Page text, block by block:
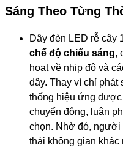
Sáng Theo Từng
Dây đèn LED rễ cây
chế độ chiếu sáng,
hoạt về nhịp độ và
dây. Thay vì chỉ phát
thống hiệu ứng được
chuyển động, luân
chọn. Nhờ đó, người
thái không gian khác